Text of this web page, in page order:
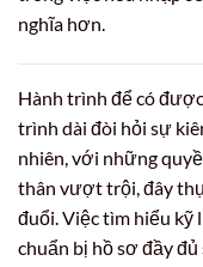
nghĩa hơn.
Hành trình để có được
trình dài đòi hỏi sự
nhiên, với những
thân vượt trội, đây
đuổi. Việc tìm hiểu kỹ
chuẩn bị hồ sơ đầy